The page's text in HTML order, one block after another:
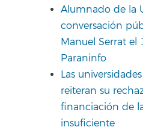
Alumnado de la
conversación
Manuel Serrat el
Paraninfo
Las
reiteran su
financiación de
insuficiente